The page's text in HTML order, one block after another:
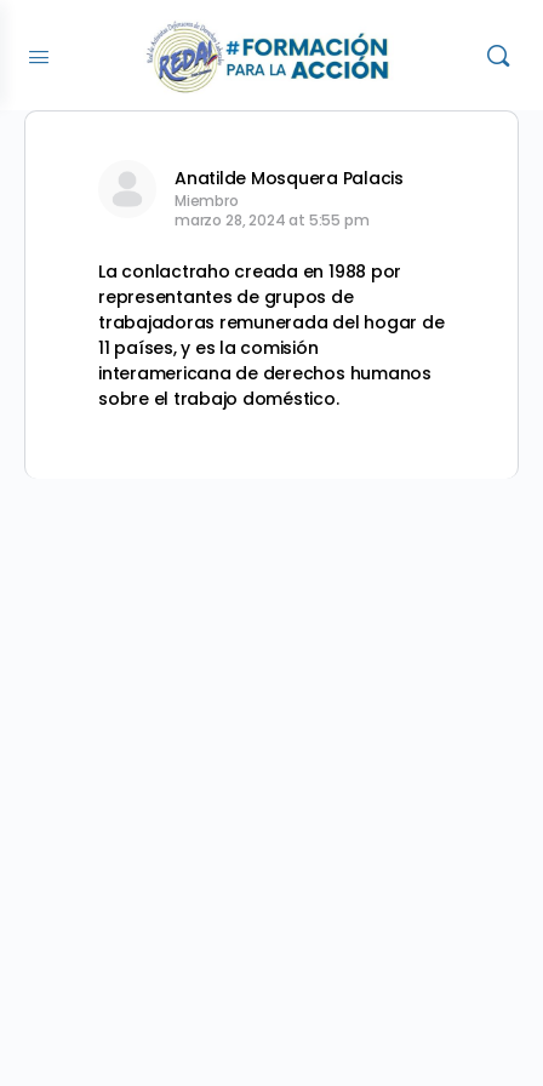
Anatilde Mosquera Palacis
Miembro
marzo 28, 2024 at 5:55 pm
La conlactraho creada en 1988 por
representantes de grupos de
trabajadoras remunerada del hogar de
11 países, y es la comisión
interamericana de derechos humanos
sobre el trabajo doméstico.